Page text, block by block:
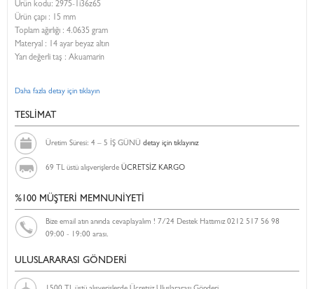
Ürün kodu: 2975-1i36z65
Ürün çapı : 15 mm
Toplam ağırlığı : 4.0635 gram
Materyal : 14 ayar beyaz altın
Yarı değerli taş : Akuamarin
Daha fazla detay için tıklayın
TESLİMAT
Üretim Süresi: 4 – 5 İŞ GÜNÜ detay için tıklayınız
69 TL üstü alışverişlerde ÜCRETSİZ KARGO
%100 MÜŞTERİ MEMNUNİYETİ
Bize email atın anında cevaplayalım ! 7/24 Destek Hattımız 0212 517 56 98
09:00 - 19:00 arası.
ULUSLARARASI GÖNDERİ